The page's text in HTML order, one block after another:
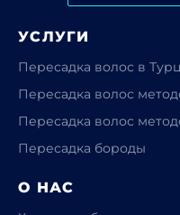
УСЛУГИ
Пересадка волос в
Пересадка волос
Пересадка волос
Пересадка бороды
О НАС